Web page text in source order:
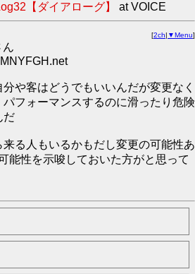
【ダイアローグ】 at VOICE
[2ch| ▼Menu]
ん
や客はどうでもいいんだが変更なく
フォーマンスするのに滑ったり危険
だ
る人もいるかもだし変更の可能性あ
能性を示唆しておいた方がと思って